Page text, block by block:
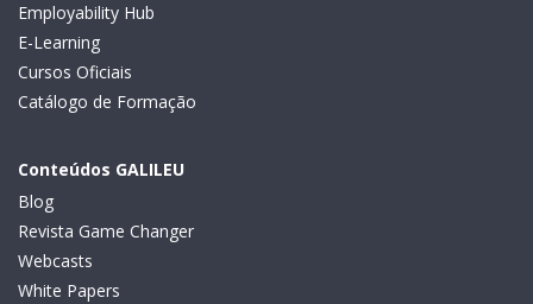
Employability Hub
E-Learning
Cursos Oficiais
Catálogo de Formação
Conteúdos GALILEU
Blog
Revista Game Changer
Webcasts
White Papers